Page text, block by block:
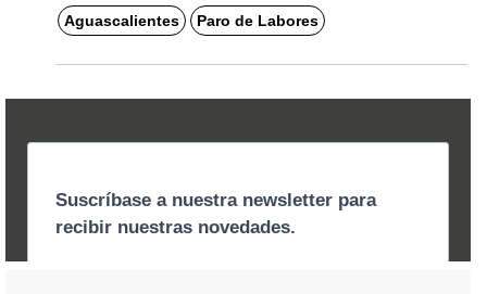
Aguascalientes Paro de Labores